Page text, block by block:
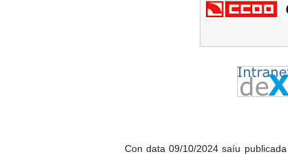
Con data 09/10/2024 saíu